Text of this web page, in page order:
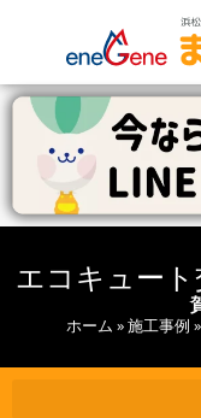
エコキュート
ホーム »施工事例 »